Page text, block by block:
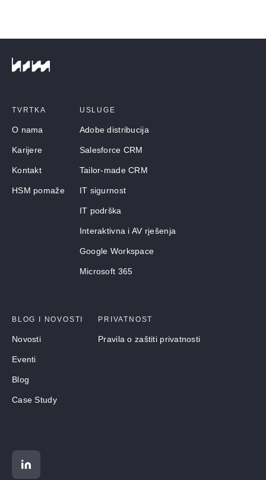
TVRTKA
O nama
Karijere
Kontakt
HSM pomaže
USLUGE
Adobe distribucija
Salesforce CRM
Tailor-made CRM
IT sigurnost
IT podrška
Interaktivna i AV rješenja
Google Workspace
Microsoft 365
BLOG I NOVOSTI
Novosti
Eventi
Blog
Case Study
PRIVATNOST
Pravila o zaštiti privatnosti